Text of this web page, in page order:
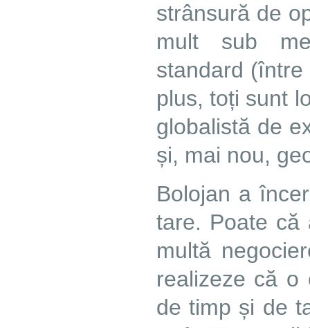
strânsură de
mult sub
standard
plus, toți sunt
globalistă de
și, mai nou,
Bolojan a
tare. Poate
multă
realizeze că o
de timp și de